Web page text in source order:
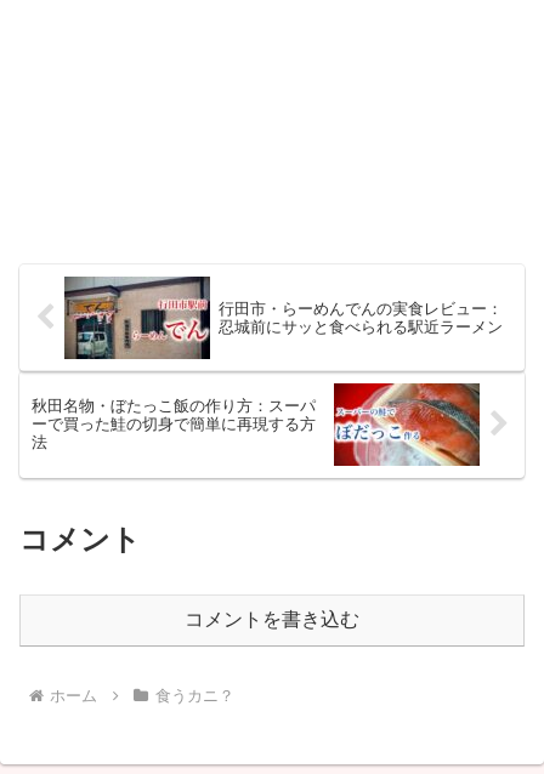
行田市・らーめんでんの実食レビュー：
忍城前にサッと食べられる駅近ラーメン
秋田名物・ぼたっこ飯の作り方：スーパ
ーで買った鮭の切身で簡単に再現する方
法
コメント
コメントを書き込む
ホーム 食うカニ？